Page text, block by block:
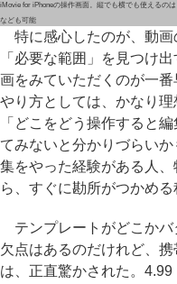
iMovie for iPhoneの操作画面。縦でも横でも使えるの
なども可能
特に感心したのが、動画
「必要な範囲」を見つけ
画をみていただくのが一
やり方としては、かなり理
「どこをどう操作すると
てみないと分かりづらい
集をやった経験がある人
ら、すぐに勘所がつかめる
テンプレートがどこかバ
欠点はあるのだけれど、
は、正直驚かされた。